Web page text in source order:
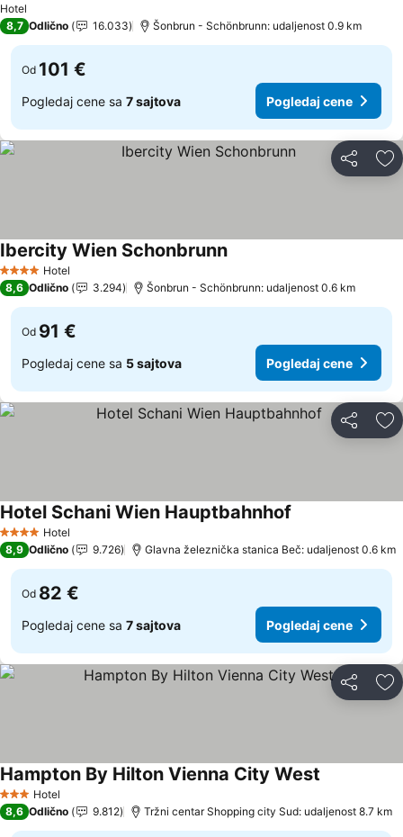
Hotel
8,7 Odlično 16.033 Šonbrun - Schönbrunn: udaljenost 0.9 km
Od 101 €
Pogledaj cene sa 7 sajtova Pogledaj cene
Deli
4 ZvezdiceHotel
Ibercity Wien Schonbrunn
8,6 Odlično 3.294 Šonbrun - Schönbrunn: udaljenost 0.6 km
Od 91 €
Pogledaj cene sa 5 sajtova Pogledaj cene
Deli
4 ZvezdiceHotel
Hotel Schani Wien Hauptbahnhof
8,9 Odlično 9.726 Glavna železnička stanica Beč: udaljenost 0.6 km
Od 82 €
Pogledaj cene sa 7 sajtova Pogledaj cene
Deli
3 Zvezdice
Hotel
Hampton By Hilton Vienna City West
8,6 Odlično 9.812 Tržni centar Shopping city Sud: udaljenost 8.7 km